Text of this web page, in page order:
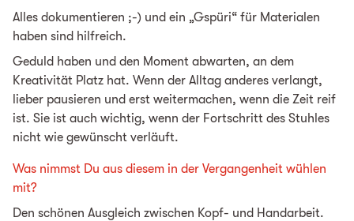
Alles dokumentieren ;-) und ein „Gspüri“ für Materialen
haben sind hilfreich.
Geduld haben und den Moment abwarten, an dem
Kreativität Platz hat. Wenn der Alltag anderes verlangt,
lieber pausieren und erst weitermachen, wenn die Zeit reif
ist. Sie ist auch wichtig, wenn der Fortschritt des Stuhles
nicht wie gewünscht verläuft.
Was nimmst Du aus diesem in der Vergangenheit wühlen
mit?
Den schönen Ausgleich zwischen Kopf- und Handarbeit.